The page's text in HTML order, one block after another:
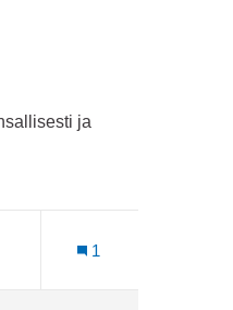
ja
1